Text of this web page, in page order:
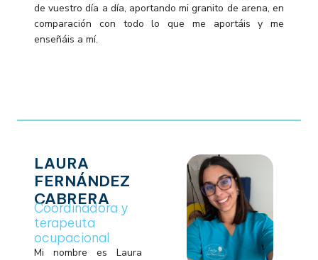
de vuestro día a día, aportando mi granito de arena, en
comparación con todo lo que me aportáis y me
enseñáis a mí.
LAURA
FERNÁNDEZ
CABRERA
Coordinadora y
terapeuta
ocupacional
Mi nombre es Laura